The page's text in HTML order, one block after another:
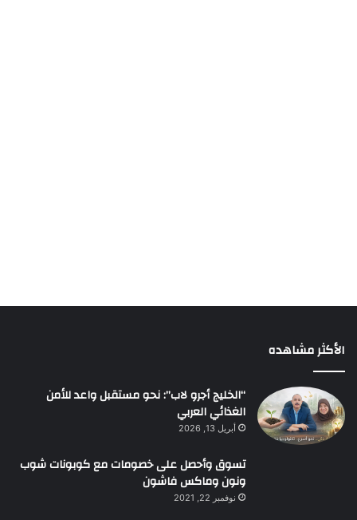
الأكثر مشاهده
“الخليج أجرو لاب”: نحو مستقبل واعد للأمن
الغذائي العربي
أبريل 13, 2026
تسوق وأحصل على خصومات مع كوبونات شوب
ونون وماكس فاشون
نوفمبر 22, 2021